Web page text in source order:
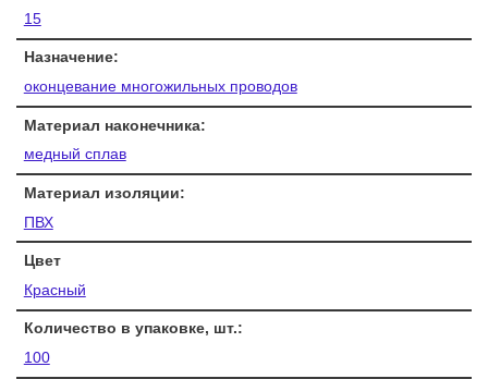
15
Назначение:
оконцевание многожильных проводов
Материал наконечника:
медный сплав
Материал изоляции:
ПВХ
Цвет
Красный
Количество в упаковке, шт.:
100